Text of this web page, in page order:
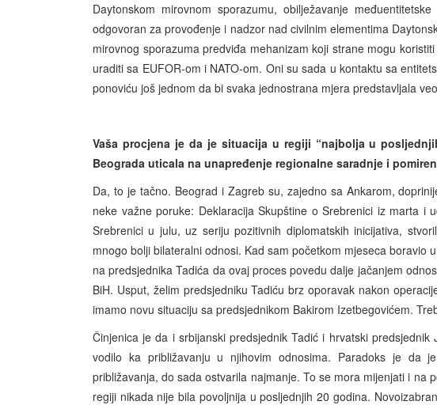
Daytonskom mirovnom sporazumu, obilježavanje
odgovoran za provođenje i nadzor nad civilnim elementima
mirovnog sporazuma predviđa mehanizam koji strane mogu
uraditi sa EUFOR-om i NATO-om. Oni su sada u kontaktu sa
ponoviću još jednom da bi svaka jednostrana mjera predstavljala
Vaša procjena je da je situacija u regiji “najbolja u
Beograda uticala na unapređenje regionalne saradnje i
Da, to je tačno. Beograd i Zagreb su, zajedno sa Ankarom,
neke važne poruke: Deklaracija Skupštine o Srebrenici iz marta i
Srebrenici u julu, uz seriju pozitivnih diplomatskih inicijativa,
mnogo bolji bilateralni odnosi. Kad sam početkom mjeseca boravio
na predsjednika Tadića da ovaj proces povedu dalje jačanjem
BiH. Usput, želim predsjedniku Tadiću brz oporavak nakon
imamo novu situaciju sa predsjednikom Bakirom Izetbegovićem.
Činjenica je da i srbijanski predsjednik Tadić i hrvatski
vodilo ka približavanju u njihovim odnosima. Paradoks je da
približavanja, do sada ostvarila najmanje. To se mora mijenjati i na
regiji nikada nije bila povoljnija u posljednjih 20 godina.